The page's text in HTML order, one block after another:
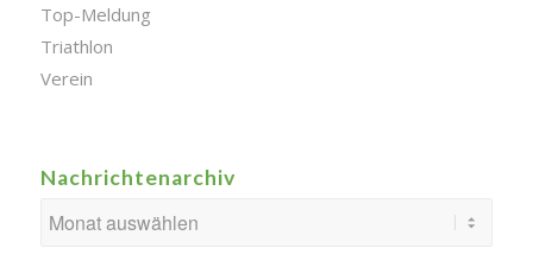
Top-Meldung
Triathlon
Verein
Nachrichtenarchiv